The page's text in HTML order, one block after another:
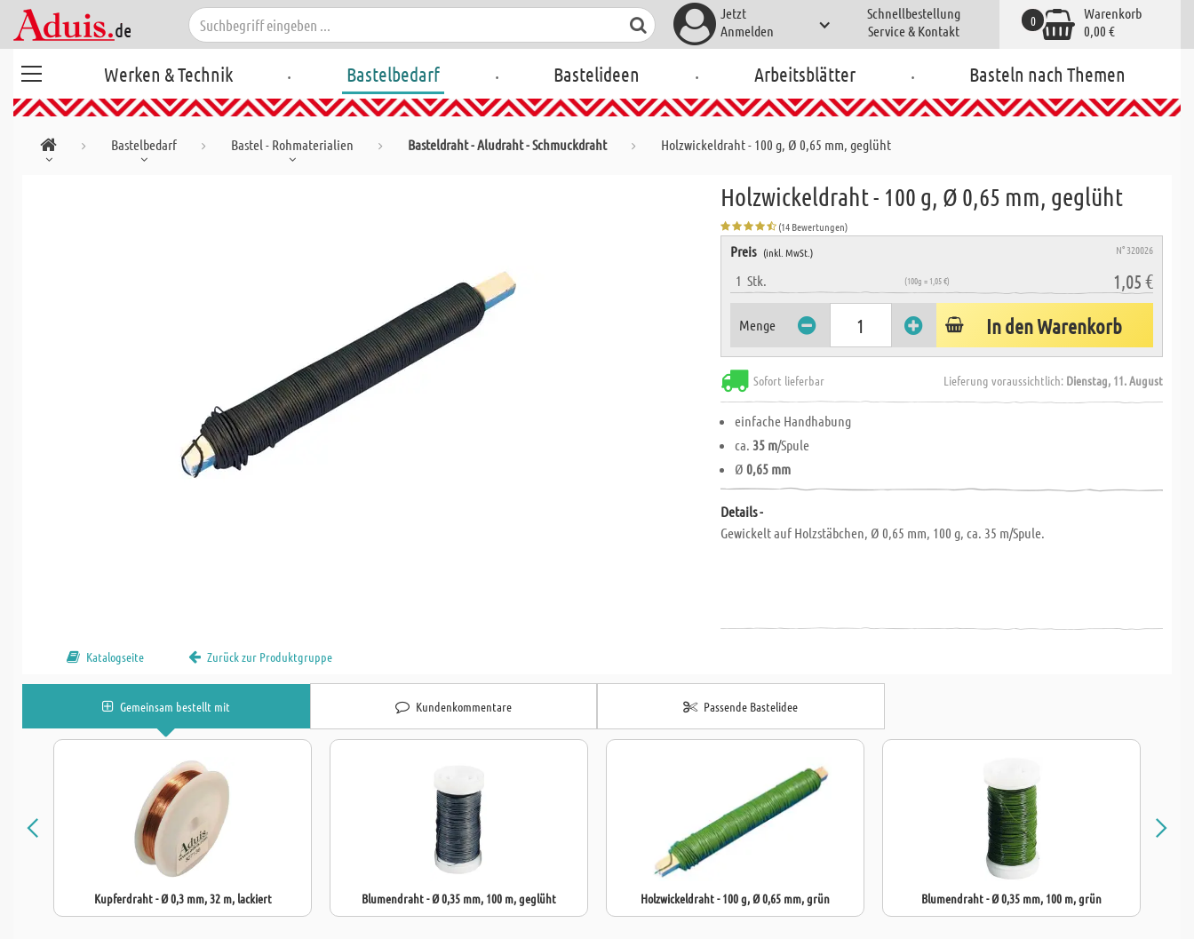
Jetzt
Anmelden
Schnellbestellung
Service & Kontakt
Warenkorb
0,00 €
0
Werken & Technik . Bastelbedarf . Bastelideen . Arbeitsblätter . Basteln nach Themen
Bastelbedarf Bastel - Rohmaterialien Basteldraht - Aludraht - Schmuckdraht Holzwickeldraht - 100 g, Ø 0,65 mm, geglüht
Holzwickeldraht - 100 g, Ø 0,65 mm, geglüht
(14 Bewertungen)
Preis (inkl. MwSt.) N° 320026
1Stk. (100g = 1,05 €) 1,05 €
Menge In den Warenkorb
Sofort lieferbar Lieferung voraussichtlich: Dienstag, 11. August
einfache Handhabung
ca. 35 m/Spule
Ø0,65 mm
Details -
Gewickelt auf Holzstäbchen, Ø 0,65 mm, 100 g, ca. 35 m/Spule.
Katalogseite Zurück zur Produktgruppe
Gemeinsam bestellt mit Kundenkommentare Passende Bastelidee
Kupferdraht - Ø 0,3 mm, 32 m, lackiert Blumendraht - Ø 0,35 mm, 100 m, geglüht Holzwickeldraht - 100 g, Ø 0,65 mm, grün Blumendraht - Ø 0,35 mm, 100 m, grün